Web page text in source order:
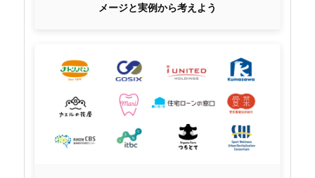
メージと実例から考えよう